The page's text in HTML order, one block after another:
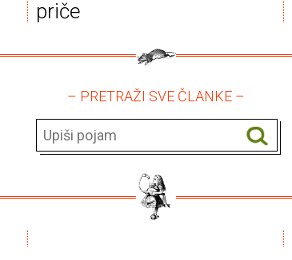
priče
– PRETRAŽI SVE ČLANKE –